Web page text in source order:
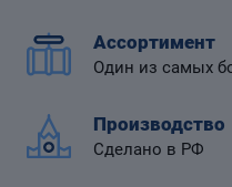
Ассортимент
Один из самых
Производство
Сделано в РФ